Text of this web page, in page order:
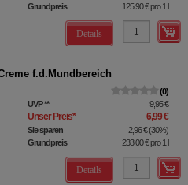
Grundpreis
125,90 €pro 1 l
Details
f.d.Mundbereich
0
UVP** 9,95 €
Unser Preis* 6,99 €
Sie sparen 2,96 €(30%)
Grundpreis
233,00 €pro 1 l
Details